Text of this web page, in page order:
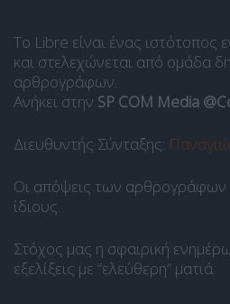
Το Libre είναι ένας ιστότοπος
και στελεχώνεται από ομάδα
αρθρογράφων.
Ανήκει στην SP COM Media
Διευθυντής Σύνταξης:
Οι απόψεις των
ίδιους.
Στόχος μας η σφαιρική
εξελίξεις με “ελεύθερη” ματιά.